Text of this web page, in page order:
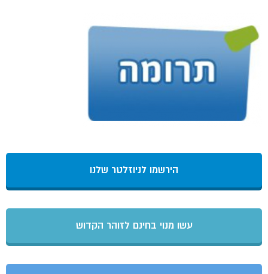
הירשמו לניוזלטר שלנו
עשו מנוי בחינם לזוהר הקדוש